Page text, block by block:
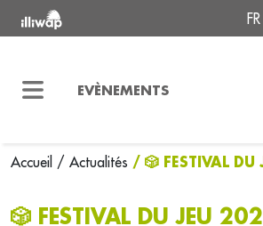
FR
EVÈNEMENTS
Accueil / Actualités / 🎲 FESTIVAL
🎲 FESTIVAL DU JEU